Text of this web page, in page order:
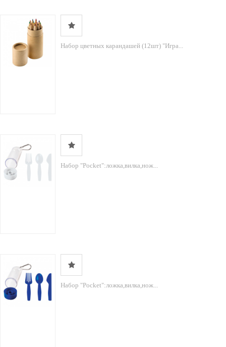
Набор цветных карандашей (12шт) "Игра...
Набор "Pocket":ложка,вилка,нож...
Набор "Pocket":ложка,вилка,нож...